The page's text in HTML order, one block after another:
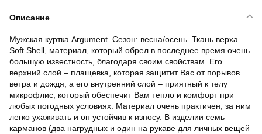
Описание
Мужская куртка Argument. Сезон: весна/осень. Ткань верха –
Soft Shell, материал, который обрел в последнее время очень
большую известность, благодаря своим свойствам. Его
верхний слой – плащевка, которая защитит Вас от порывов
ветра и дождя, а его внутренний слой – приятный к телу
микрофлис, который обеспечит Вам тепло и комфорт при
любых погодных условиях. Материал очень практичен, за ним
легко ухаживать и он устойчив к износу. В изделии семь
карманов (два нагрудных и один на рукаве для личных вещей